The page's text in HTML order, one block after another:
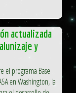
actualizada
y
el programa Base
en Washington, la